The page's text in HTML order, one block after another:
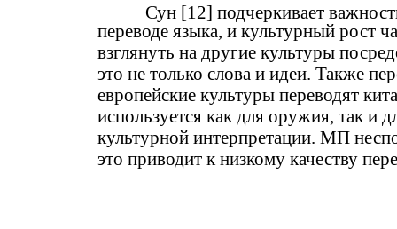
Сун [12] подчеркивает
переводе языка, и культурный рост
взглянуть на другие культуры
это не только слова и идеи. Также
европейские культуры переводят
используется как для оружия, так и
культурной интерпретации. МП
это приводит к низкому качеству